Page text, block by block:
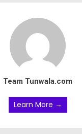
Team Tunwala.com
Learn More →